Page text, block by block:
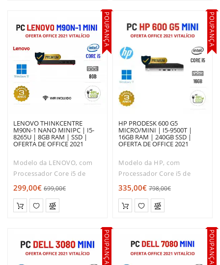
POUPANÇA
LENOVO THINKCENTRE
M90N-1 NANO MINIPC | I5-
8265U | 8GB RAM | SSD |
OFERTA DE OFFICE 2021
Modelo da LENOVO, com
Processador Core i5 de
Oitava geração.Muito boa
/ preço!O LENOVO
modelos mais solicitados
ent..
299,00€ 699,00€
POUPANÇA
HP PRODESK 600 G5
MICRO/MINI | I5-9500T |
16GB RAM | 240GB SSD |
OFERTA DE OFFICE 2021
Modelo da HP, com
Processador Core i5 de
Nona geração. Muito boa
/ preço!O HP ProDesk 600
335,00€ 798,00€
POUPANÇA POUPANÇA